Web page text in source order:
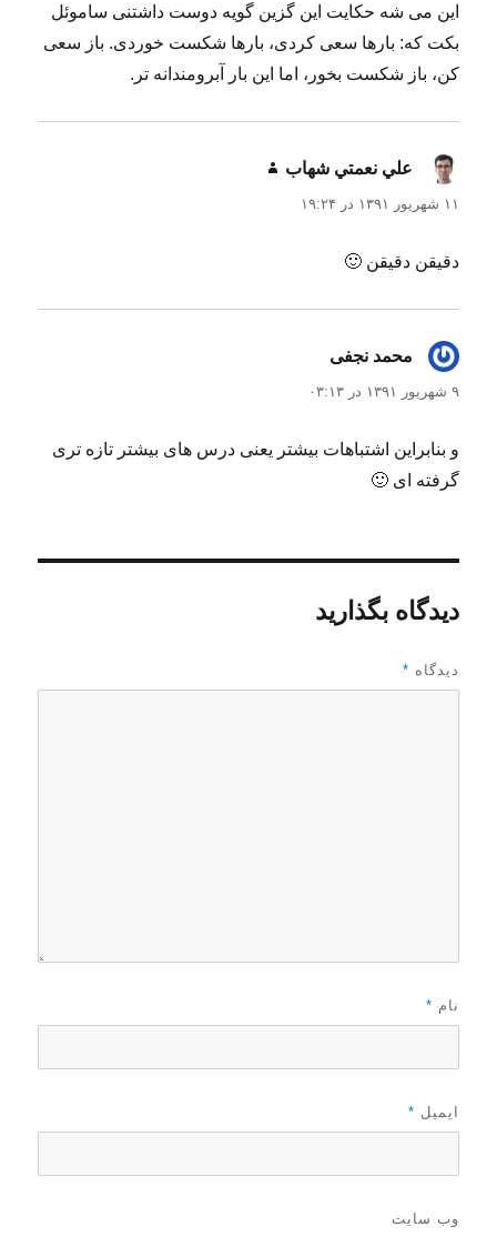
این می شه حکایت این گزین گویه دوست داشتنی ساموئل
بکت که: بارها سعی کردی، بارها شکست خوردی. باز سعی
کن، باز شکست بخور، اما این بار آبرومندانه تر.
علي نعمتي شهاب
۱۱ شهریور ۱۳۹۱ در ۱۹:۲۴
دقیقن دقیقن 🙂
محمد نجفی
۹ شهریور ۱۳۹۱ در ۰۳:۱۳
و بنابراین اشتباهات بیشتر یعنی درس های بیشتر تازه تری
گرفته ای 🙂
دیدگاه بگذارید
دیدگاه *
نام *
ایمیل *
وب‌ سایت